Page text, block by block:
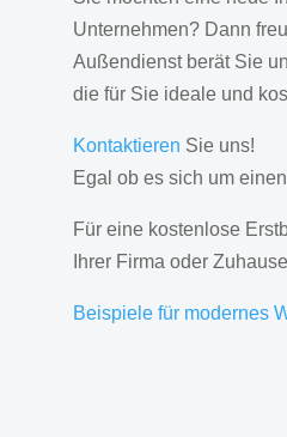
Unternehmen? Dann
Außendienst berät Sie
die für Sie ideale und
Kontaktieren Sie uns!
Egal ob es sich um
Für eine kostenlose
Ihrer Firma oder
Beispiele für modernes